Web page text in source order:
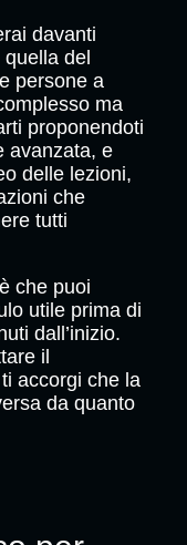
davanti
del
persone a
ma
proponendoti
avanzata, e
delle lezioni,
che
tutti
che puoi
utile prima di
dall’inizio.
il
accorgi che la
da quanto